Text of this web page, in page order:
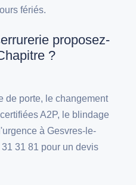
fériés.
proposez-
?
de porte, le changement
A2P, le blindage
à Gesvres-le-
31 81 pour un devis